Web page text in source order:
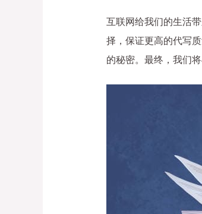
互联网给我们的生活
择，保证更高的代写
的秘密。最终，我们